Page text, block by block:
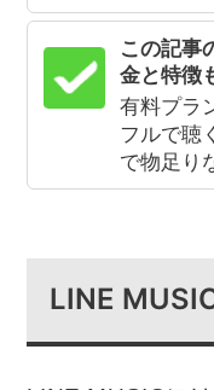
この記事
金と特徴
有料プラ
フルで聴
で物足り
LINE